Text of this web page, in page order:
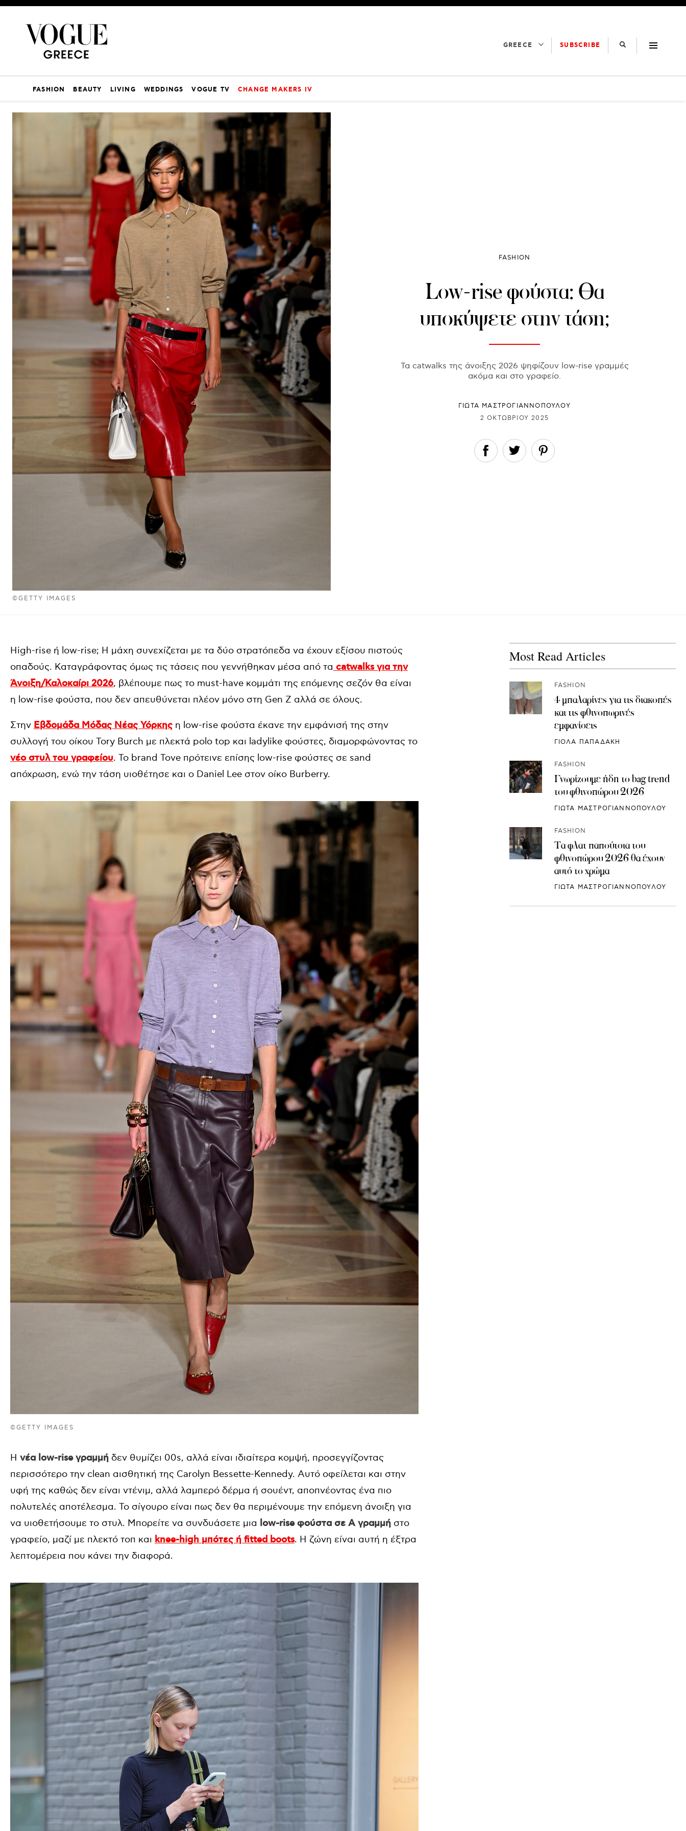
GREECE SUBSCRIBE
FASHION BEAUTY LIVING WEDDINGS VOGUE TV CHANGE MAKERS IV
©GETTY IMAGES
FASHION
Low-rise φούστα: Θα
υποκύψετε στην τάση;
Τα catwalks της άνοιξης 2026 ψηφίζουν low-rise γραμμές
ακόμα και στο γραφείο.
ΓΙΩΤΑ ΜΑΣΤΡΟΓΙΑΝΝΟΠΟΥΛΟΥ
2 ΟΚΤΩΒΡΊΟΥ 2025
High-rise ή low-rise; Η μάχη συνεχίζεται με τα δύο στρατόπεδα να έχουν εξίσου πιστούς
οπαδούς. Καταγράφοντας όμως τις τάσεις που γεννήθηκαν μέσα από τα catwalks για την
Άνοιξη/Καλοκαίρι 2026, βλέπουμε πως το must-have κομμάτι της επόμενης σεζόν θα είναι
η low-rise φούστα, που δεν απευθύνεται πλέον μόνο στη Gen Z αλλά σε όλους.
Στην Εβδομάδα Μόδας Νέας Υόρκης η low-rise φούστα έκανε την εμφάνισή της στην
συλλογή του οίκου Tory Burch με πλεκτά polo top και ladylike φούστες, διαμορφώνοντας το
νέο στυλ του γραφείου. Το brand Tove πρότεινε επίσης low-rise φούστες σε sand
απόχρωση, ενώ την τάση υιοθέτησε και ο Daniel Lee στον οίκο Burberry.
©GETTY IMAGES
Η νέα low-rise γραμμή δεν θυμίζει 00s, αλλά είναι ιδιαίτερα κομψή, προσεγγίζοντας
περισσότερο την clean αισθητική της Carolyn Bessette-Kennedy. Αυτό οφείλεται και στην
υφή της καθώς δεν είναι ντένιμ, αλλά λαμπερό δέρμα ή σουέντ, αποπνέοντας ένα πιο
πολυτελές αποτέλεσμα. Το σίγουρο είναι πως δεν θα περιμένουμε την επόμενη άνοιξη για
να υιοθετήσουμε το στυλ. Μπορείτε να συνδυάσετε μια low-rise φούστα σε Α γραμμή στο
γραφείο, μαζί με πλεκτό τοπ και knee-high μπότες ή fitted boots. Η ζώνη είναι αυτή η έξτρα
λεπτομέρεια που κάνει την διαφορά.
Most Read Articles
FASHION
4 μπαλαρίνες για τις διακοπές
και τις φθινοπωρινές
εμφανίσεις
ΓΙΟΛΑ ΠΑΠΑΔΑΚΗ
FASHION
Γνωρίζουμε ήδη το bag trend
του φθινοπώρου 2026
ΓΙΩΤΑ ΜΑΣΤΡΟΓΙΑΝΝΟΠΟΥΛΟΥ
FASHION
Τα φλατ παπούτσια του
φθινοπώρου 2026 θα έχουν
αυτό το χρώμα
ΓΙΩΤΑ ΜΑΣΤΡΟΓΙΑΝΝΟΠΟΥΛΟΥ